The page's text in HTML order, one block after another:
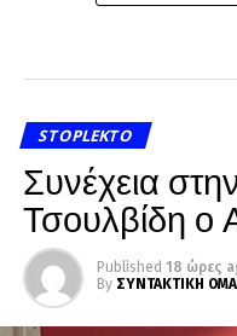
STOPLEKTO
Συνέχεια
Τσουλβίδη ο
Published 18 ώρες
By ΣΥΝΤΑΚΤΙΚΗ